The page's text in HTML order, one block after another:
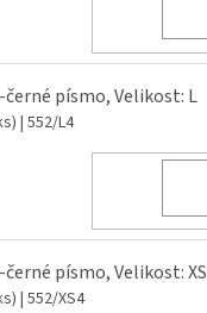
černé písmo, Velikost: L
| 552/L4
písmo, Velikost: XS
| 552/XS4